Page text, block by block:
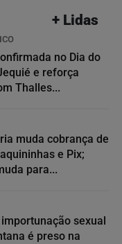
+ Lidas
no Dia do
e reforça
Thalles...
muda cobrança de
e Pix;
para...
sexual
é preso na